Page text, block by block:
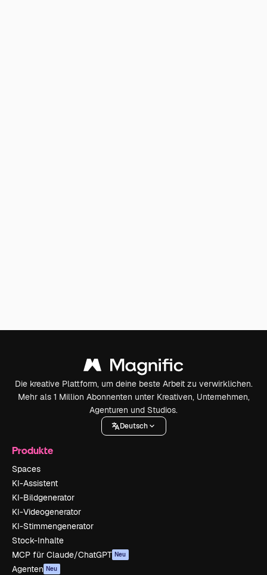
Die kreative Plattform, um deine beste Arbeit zu verwirklichen.
Mehr als 1 Million Abonnenten unter Kreativen, Unternehmen,
Agenturen und Studios.
Deutsch
Produkte
Spaces
KI-Assistent
KI-Bildgenerator
KI-Videogenerator
KI-Stimmengenerator
Stock-Inhalte
MCP für Claude/ChatGPT Neu
Agenten Neu